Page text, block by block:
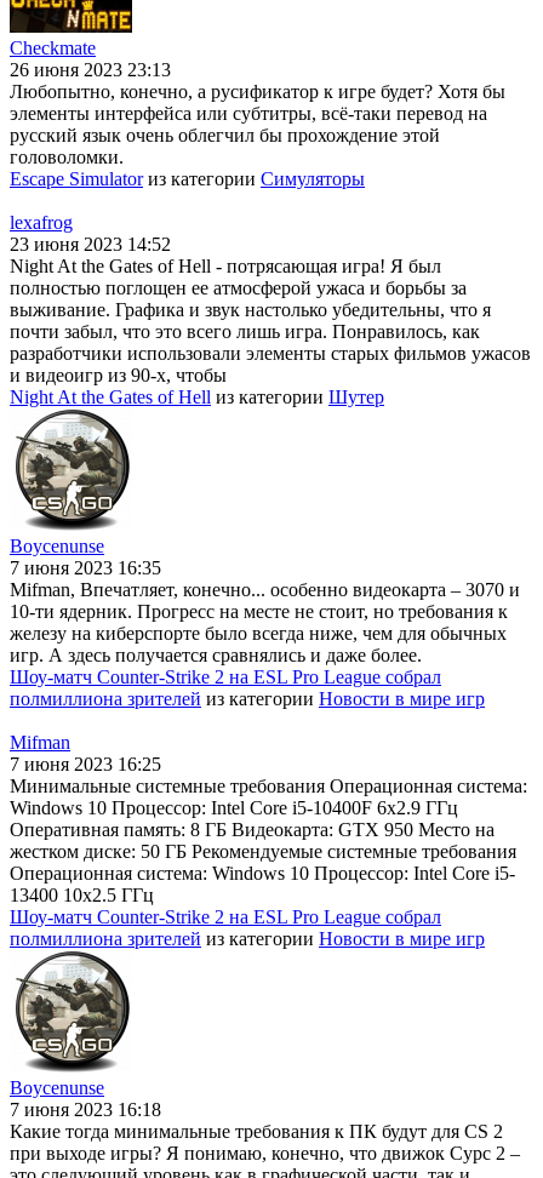
Checkmate
26 июня 2023 23:13
Любопытно, конечно, а русификатор к игре будет? Хотя бы
элементы интерфейса или субтитры, всё-таки перевод на
русский язык очень облегчил бы прохождение этой
головоломки.
Escape Simulatorиз категории Симуляторы
lexafrog
23 июня 2023 14:52
Night At the Gates of Hell - потрясающая игра! Я был
полностью поглощен ее атмосферой ужаса и борьбы за
выживание. Графика и звук настолько убедительны, что я
почти забыл, что это всего лишь игра. Понравилось, как
разработчики использовали элементы старых фильмов ужасов
и видеоигр из 90-х, чтобы
Night At the Gates of Hell из категории Шутер
Boycenunse
7 июня 2023 16:35
Mifman, Впечатляет, конечно... особенно видеокарта – 3070 и
10-ти ядерник. Прогресс на месте не стоит, но требования к
железу на киберспорте было всегда ниже, чем для обычных
игр. А здесь получается сравнялись и даже более.
Шоу-матч Counter-Strike 2 на ESL Pro League собрал
полмиллиона зрителей из категории Новости в мире игр
Mifman
7 июня 2023 16:25
Минимальные системные требования Операционная система:
Windows 10 Процессор: Intel Core i5-10400F 6x2.9 ГГц
Оперативная память: 8 ГБ Видеокарта: GTX 950 Место на
жестком диске: 50 ГБ Рекомендуемые системные требования
Операционная система: Windows 10 Процессор: Intel Core i5-
13400 10x2.5 ГГц
Шоу-матч Counter-Strike 2 на ESL Pro League собрал
полмиллиона зрителей из категории Новости в мире игр
Boycenunse
7 июня 2023 16:18
Какие тогда минимальные требования к ПК будут для CS 2
при выходе игры? Я понимаю, конечно, что движок Сурс 2 –